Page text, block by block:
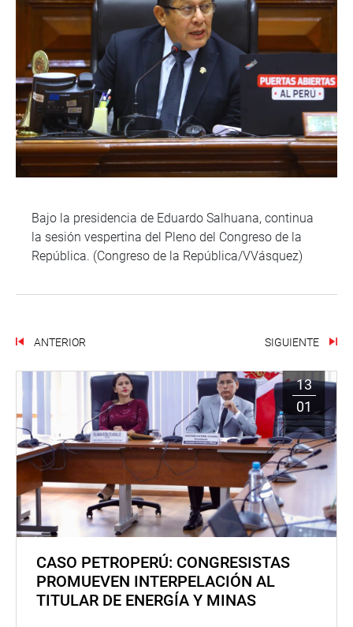
Bajo la presidencia de Eduardo Salhuana, continua
la sesión vespertina del Pleno del Congreso de la
República. (Congreso de la República/VVásquez)
ANTERIOR SIGUIENTE
13
01
CASO PETROPERÚ: CONGRESISTAS
PROMUEVEN INTERPELACIÓN AL
TITULAR DE ENERGÍA Y MINAS